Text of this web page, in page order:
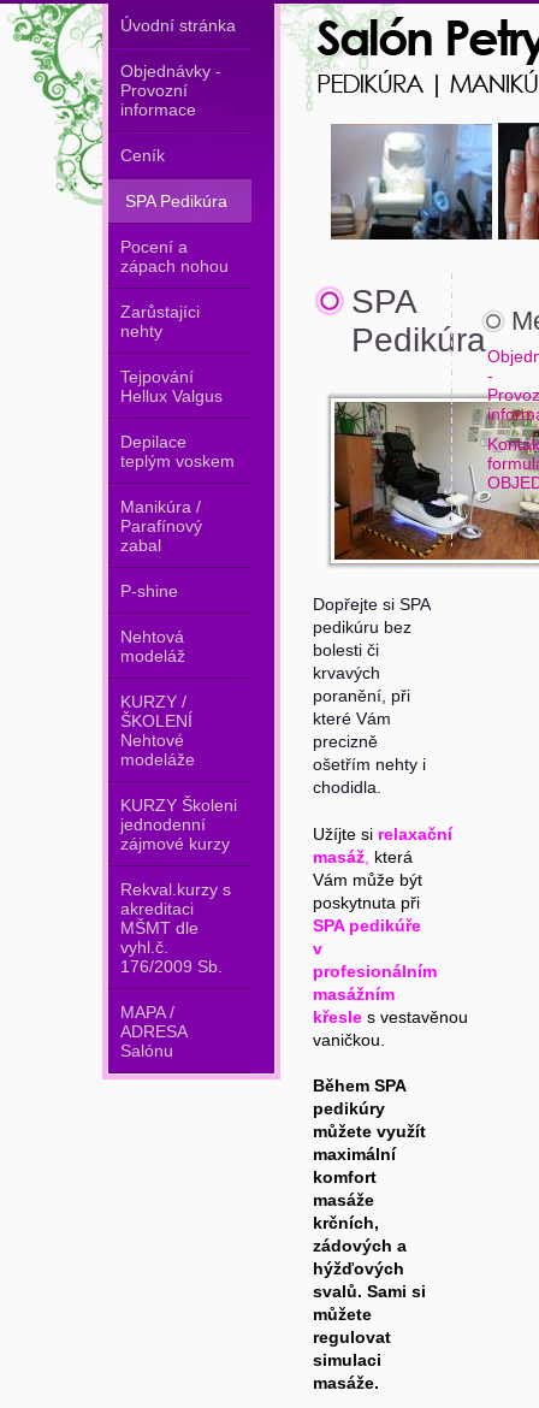
Úvodní stránka
Objednávky -
Provozní
informace
Ceník
SPA Pedikúra
Pocení a
zápach nohou
Zarůstajíci
nehty
Tejpování
Hellux Valgus
Depilace
teplým voskem
Manikúra /
Parafínový
zabal
P-shine
Nehtová
modeláž
KURZY /
ŠKOLENÍ
Nehtové
modeláže
KURZY Školeni
jednodenní
zájmové kurzy
Rekval.kurzy s
akreditaci
MŠMT dle
vyhl.č.
176/2009 Sb.
MAPA /
ADRESA
Salónu
SPA
Pedikúra
Dopřejte si SPA
pedikúru bez
bolesti či
krvavých
poranění, při
které Vám
precizně
ošetřím nehty i
chodidla.
Užíjte si relaxační
masáž která
Vám může být
poskytnuta při
SPA pedikúře
v
profesionálním
masážním
křesle s vestavěnou
vaničkou.
Během SPA
pedikúry
můžete využít
maximální
komfort
masáže
krčních,
zádových a
hýžďových
svalů. Sami si
můžete
regulovat
simulaci
masáže.
-